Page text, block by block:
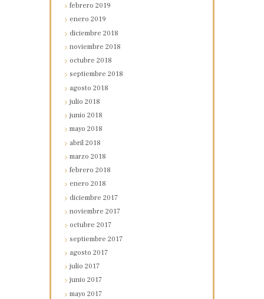
febrero2019
enero2019
diciembre2018
noviembre2018
octubre2018
septiembre2018
agosto2018
julio2018
junio2018
mayo2018
abril2018
marzo2018
febrero2018
enero2018
diciembre2017
noviembre2017
octubre2017
septiembre2017
agosto2017
julio2017
junio2017
mayo2017